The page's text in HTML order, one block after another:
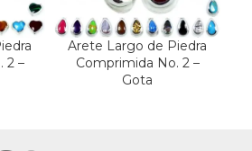
2 –
Arete Largo de Piedra
Comprimida No. 2 –
Gota